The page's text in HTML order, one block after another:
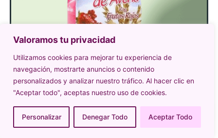
Valoramos tu privacidad
Utilizamos cookies para mejorar tu experiencia de
navegación, mostrarte anuncios o contenido
personalizados y analizar nuestro tráfico. Al hacer clic en
"Aceptar todo", aceptas nuestro uso de cookies.
Personalizar Denegar Todo Aceptar Todo